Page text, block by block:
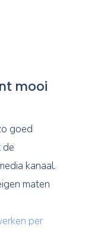
mooi
goed
de
kanaal.
maten
per